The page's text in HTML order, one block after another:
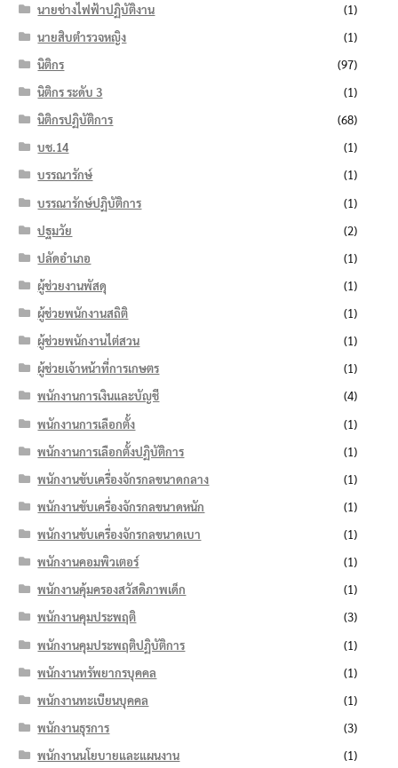
นายช่างไฟฟ้าปฏิบัติงาน
(1)
นายสิบตำรวจหญิง
(1)
นิติกร
(97)
นิติกร ระดับ 3
(1)
นิติกรปฏิบัติการ
(68)
บช.14
(1)
บรรณารักษ์
(1)
บรรณารักษ์ปฏิบัติการ
(1)
ปฐมวัย
(2)
ปลัดอำเภอ
(1)
ผู้ช่วยงานพัสดุ
(1)
ผู้ช่วยพนักงานสถิติ
(1)
ผู้ช่วยพนักงานไต่สวน
(1)
ผู้ช่วยเจ้าหน้าที่การเกษตร
(1)
พนักงานการเงินและบัญชี
(4)
พนักงานการเลือกตั้ง
(1)
พนักงานการเลือกตั้งปฏิบัติการ
(1)
พนักงานขับเครื่องจักรกลขนาดกลาง
(1)
พนักงานขับเครื่องจักรกลขนาดหนัก
(1)
พนักงานขับเครื่องจักรกลขนาดเบา
(1)
พนักงานคอมพิวเตอร์
(1)
พนักงานคุ้มครองสวัสดิภาพเด็ก
(1)
พนักงานคุมประพฤติ
(3)
พนักงานคุมประพฤติปฏิบัติการ
(1)
พนักงานทรัพยากรบุคคล
(1)
พนักงานทะเบียนบุคคล
(1)
พนักงานธุรการ
(3)
พนักงานนโยบายและแผนงาน
(1)